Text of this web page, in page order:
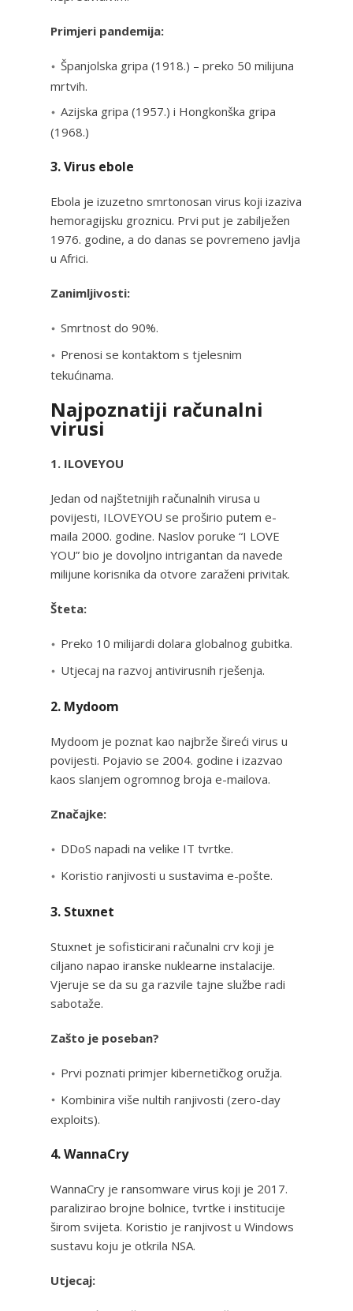
Primjeri pandemija:
Španjolska gripa (1918.) – preko 50 milijuna
mrtvih.
Azijska gripa (1957.) i Hongkonška gripa
(1968.)
3. Virus ebole
Ebola je izuzetno smrtonosan virus koji izaziva
hemoragijsku groznicu. Prvi put je zabilježen
1976. godine, a do danas se povremeno javlja
u Africi.
Zanimljivosti:
Smrtnost do 90%.
Prenosi se kontaktom s tjelesnim
tekućinama.
Najpoznatiji računalni
virusi
1. ILOVEYOU
Jedan od najštetnijih računalnih virusa u
povijesti, ILOVEYOU se proširio putem e-
maila 2000. godine. Naslov poruke “I LOVE
YOU” bio je dovoljno intrigantan da navede
milijune korisnika da otvore zaraženi privitak.
Šteta:
Preko 10 milijardi dolara globalnog gubitka.
Utjecaj na razvoj antivirusnih rješenja.
2. Mydoom
Mydoom je poznat kao najbrže šireći virus u
povijesti. Pojavio se 2004. godine i izazvao
kaos slanjem ogromnog broja e-mailova.
Značajke:
DDoS napadi na velike IT tvrtke.
Koristio ranjivosti u sustavima e-pošte.
3. Stuxnet
Stuxnet je sofisticirani računalni crv koji je
ciljano napao iranske nuklearne instalacije.
Vjeruje se da su ga razvile tajne službe radi
sabotaže.
Zašto je poseban?
Prvi poznati primjer kibernetičkog oružja.
Kombinira više nultih ranjivosti (zero-day
exploits).
4. WannaCry
WannaCry je ransomware virus koji je 2017.
paralizirao brojne bolnice, tvrtke i institucije
širom svijeta. Koristio je ranjivost u Windows
sustavu koju je otkrila NSA.
Utjecaj: